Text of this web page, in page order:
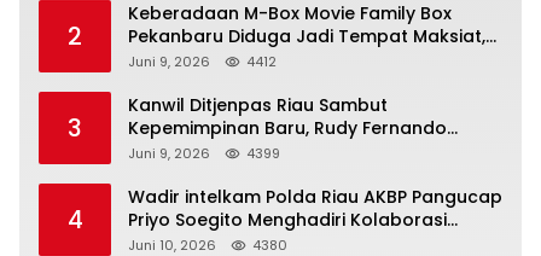
2
Keberadaan M-Box Movie Family Box
Pekanbaru Diduga Jadi Tempat Maksiat,
Warga Resah Minta Pemerintah Lakukan
Juni 9, 2026 4412
3
Kanwil Ditjenpas Riau Sambut
Kepemimpinan Baru, Rudy Fernando
Sianturi Resmi Menjabat Kakanwil
Juni 9, 2026 4399
4
Wadir intelkam Polda Riau AKBP Pangucap
Priyo Soegito Menghadiri Kolaborasi
Selamatkan Lingkungan Cegah Karhutla
Juni 10, 2026 4380